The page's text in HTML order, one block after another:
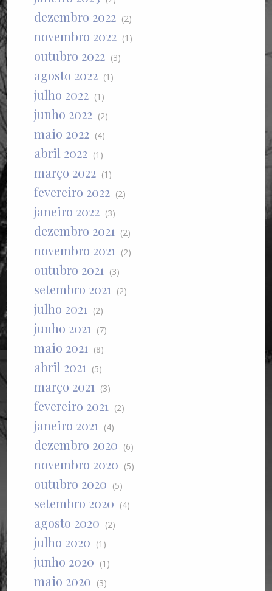
dezembro 2022 (2)
novembro 2022 (1)
outubro 2022 (3)
agosto 2022 (1)
julho 2022 (1)
junho 2022 (2)
maio 2022 (4)
abril 2022 (1)
março 2022 (1)
fevereiro 2022 (2)
janeiro 2022 (3)
dezembro 2021 (2)
novembro 2021 (2)
outubro 2021 (3)
setembro 2021 (2)
julho 2021 (2)
junho 2021 (7)
maio 2021 (8)
abril 2021 (5)
março 2021 (3)
fevereiro 2021 (2)
janeiro 2021 (4)
dezembro 2020 (6)
novembro 2020 (5)
outubro 2020 (5)
setembro 2020 (4)
agosto 2020 (2)
julho 2020 (1)
junho 2020 (1)
maio 2020 (3)